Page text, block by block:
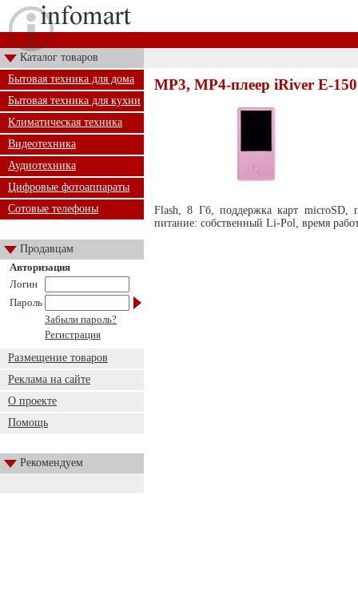
Каталог товаров
Бытовая техника для дома
Бытовая техника для кухни
Климатическая техника
Видеотехника
Аудиотехника
Цифровые фотоаппараты
Сотовые телефоны
Продавцам
Авторизация
Логин
Пароль
Забыли пароль?
Регистрация
Размещение товаров
Реклама на сайте
О проекте
Помощь
Рекомендуем
MP3, MP4-плеер iRiver E-
Flash, 8 Гб, поддержка карт microSD,
питание: собственный Li-Pol, время